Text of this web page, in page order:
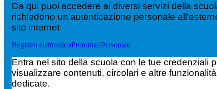
Da qui puoi accedere ai diversi servizi della
richiedono un'autenticazione personale
sito internet
Registro elettronicoProtomailPersonale
Entra nel sito della scuola con le tue credenziali
visualizzare contenuti, circolari e altre
dedicate.